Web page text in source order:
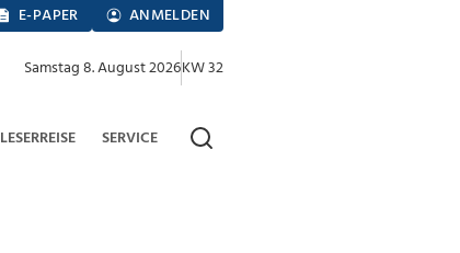
E-PAPER ANMELDEN
Samstag 8. August 2026KW 32
LESERREISE SERVICE